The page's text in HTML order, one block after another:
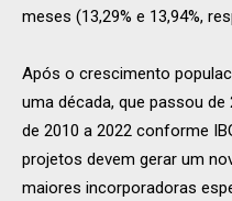
meses (13,29% e 13,94%,
Após o crescimento
uma década, que passou de
de 2010 a 2022 conforme
projetos devem gerar um
maiores incorporadoras